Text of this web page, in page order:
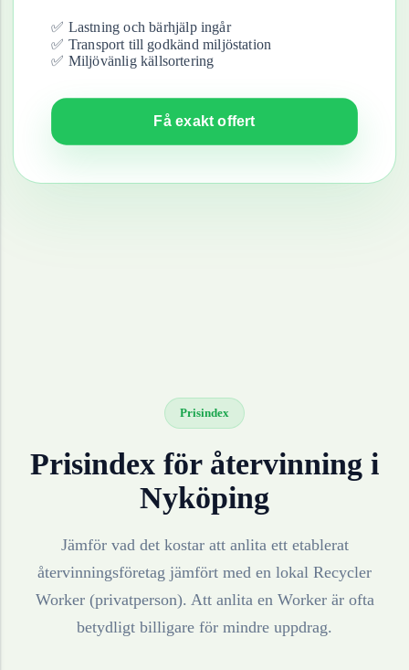
✅ Lastning och bärhjälp ingår
✅ Transport till godkänd miljöstation
✅ Miljövänlig källsortering
Få exakt offert
Prisindex
Prisindex för återvinning i
Nyköping
Jämför vad det kostar att anlita ett etablerat
återvinningsföretag jämfört med en lokal Recycler
Worker (privatperson). Att anlita en Worker är ofta
betydligt billigare för mindre uppdrag.